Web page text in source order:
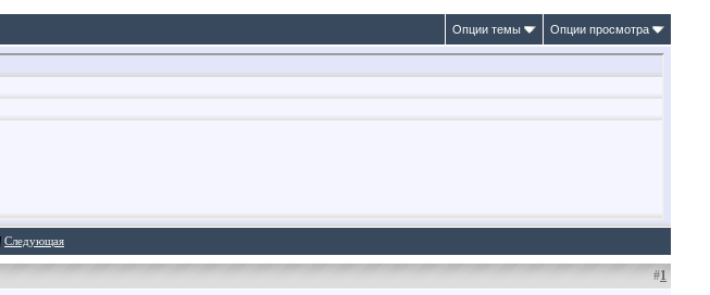
Опции темы Опции просмотра
Следующая
#1